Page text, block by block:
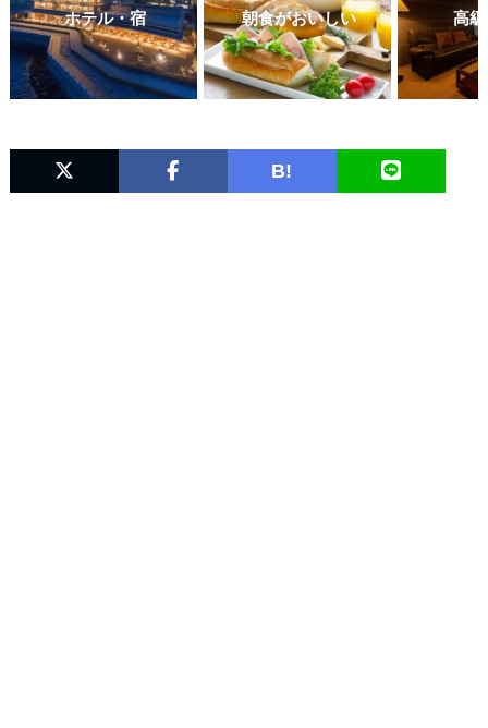
ホテル・宿 朝食がおいしい 高
B!